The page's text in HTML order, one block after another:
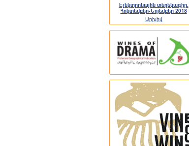
Էլեկտրոնային տեղեկագիր.
Հոկտեմբեր-Նոյեմբեր 2018
Արխիվ